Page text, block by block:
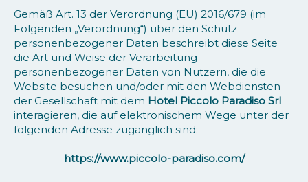
Gemäß Art. 13 der Verordnung (EU) 2016/679 (im
Folgenden „Verordnung“) über den Schutz
personenbezogener Daten beschreibt diese Seite
die Art und Weise der Verarbeitung
personenbezogener Daten von Nutzern, die die
Website besuchen und/oder mit den Webdiensten
der Gesellschaft mit dem Hotel Piccolo Paradiso Srl
interagieren, die auf elektronischem Wege unter der
folgenden Adresse zugänglich sind:
https://www.piccolo-paradiso.com/